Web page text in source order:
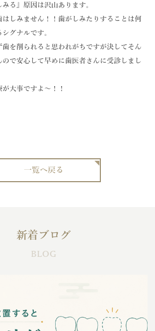
る』原因は沢山あります。
しみません！！歯がしみたりすることは何
グナルです。
歯を削られると思われがちですが決してそん
ので安心して早めに歯医者さんに受診しまし
大事ですよ〜！！
一覧へ戻る
新着ブログ
BLOG